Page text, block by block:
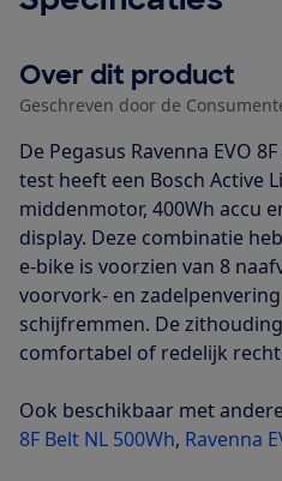
Over dit product
Geschreven door de
De Pegasus Ravenna EVO
test heeft een Bosch Active
middenmotor, 400Wh accu
display. Deze combinatie
e-bike is voorzien van 8
voorvork- en
schijfremmen. De
comfortabel of redelijk
Ook beschikbaar met
8F Belt NL 500Wh, Ravenna